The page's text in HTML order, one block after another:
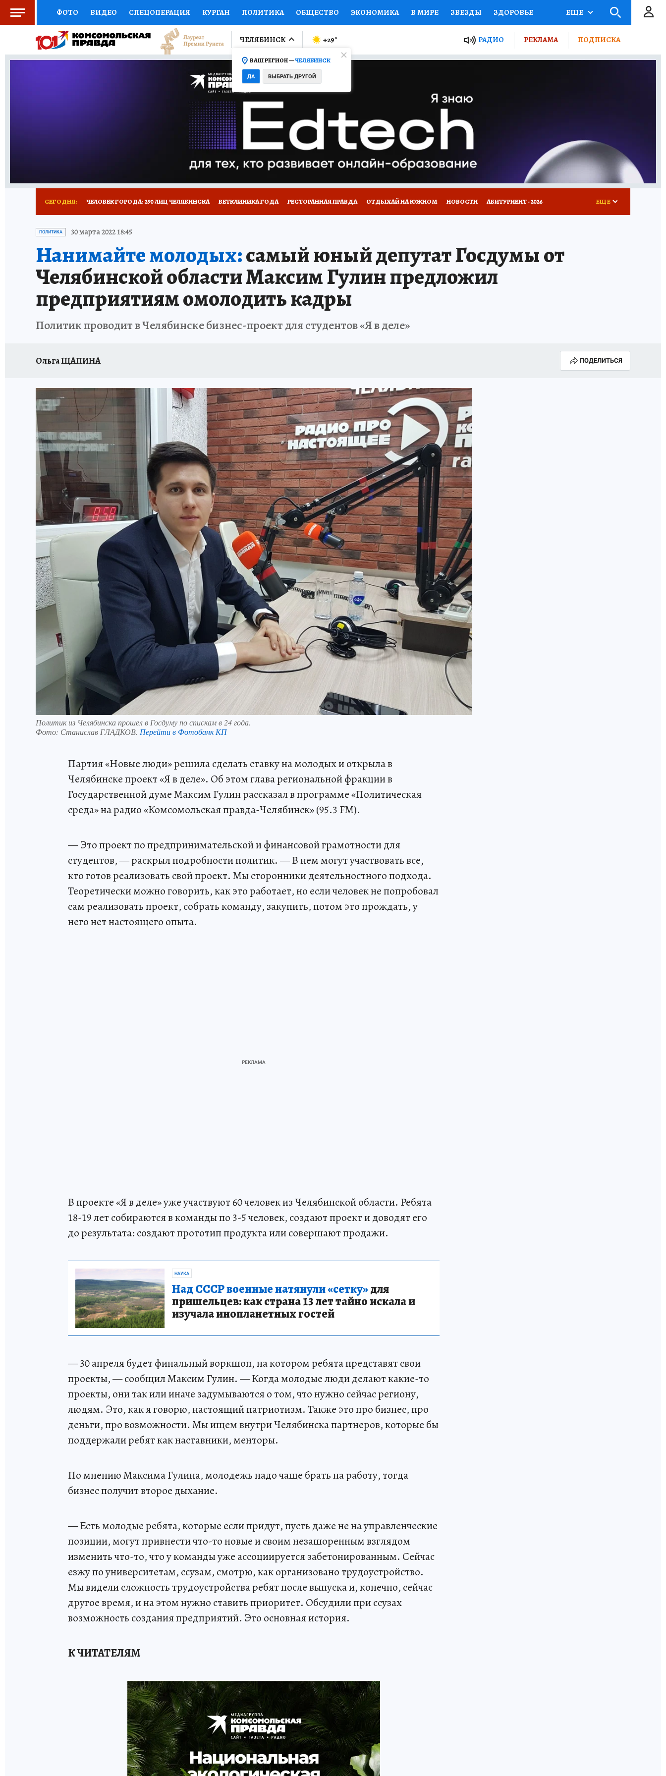
ФОТО ВИДЕО СПЕЦОПЕРАЦИЯ КУРГАН ПОЛИТИКА ОБЩЕСТВО ЭКОНОМИКА В МИРЕ ЗВЕЗДЫ ЗДОРОВЬЕ
СОЦПОДДЕРЖКА НАУКА СПОРТ КОЛУМНИСТЫ ПРОИСШЕСТВИЯ НАЦИОНАЛЬНЫЕ ПРОЕКТЫ РОССИИ
ВЫБОР ЭКСПЕРТОВ ДОКТОР ФИНАНСЫ ОТКРЫВАЕМ МИР Я ЗНАЮ СЕМЬЯ ЖЕНСКИЕ СЕКРЕТЫ ПУТЕВОДИТЕЛЬ
ПРОГНОЗЫ НА СПОРТ ПРОМОКОДЫ СЕРИАЛЫ
ТЕЛЕВИЗОР КОЛЛЕКЦИИ КОНКУРСЫ ГИД ПОТРЕБИТЕЛЯ
НОВОЕ НА САЙТЕ
ЕЩЕ
ЧЕЛЯБИНСК
ВАШ РЕГИОН —ЧЕЛЯБИНСК
ДА ВЫБРАТЬ ДРУГОЙ
+29° РАДИО РЕКЛАМА ПОДПИСКА
СЕГОДНЯ: ЧЕЛОВЕК ГОРОДА: 290 ЛИЦ ЧЕЛЯБИНСКА ВЕТКЛИНИКА ГОДА РЕСТОРАННАЯ ПРАВДА ОТДЫХАЙ НА ЮЖНОМ НОВОСТИ АБИТУРИЕНТ - 2026
КАРЬЕРА В КАРЬЕРЕ
ВОЕНКОРЫ КП АВИА УКРАИНА: СВОДКА ДНЕВНИК ПЕРВЫХ ТАКАЯ НАУКА КП В МАХ ГЕРОИ ЮЖНОГО УРАЛА ЗАДАЙ ВОПРОС ГАИ
БУДНИ ТАНКОГРАДА НАВИГАТОР ГАИ ОТДЫХ В РОССИИ ЗАПОВЕДНАЯ РОССИЯ ЮБИЛЕЙ «КОМСОМОЛКИ» ЧЕЛОВЕК ГОРОДА-2024
ФЕСТИВАЛЬНАЯ АЗБУКА КУЛИНАРНЫЕ РАССКАЗЫ БЕЛКИНА ДЕКАДЫ И ГЕРОИ ПРОИСШЕСТВИЯ
НАШИ В ДЕЛЕ ОБЯЗАТЕЛЬНАЯ ВАКЦИНАЦИЯ
ИСПЫТАНО НА СЕБЕ
ЕЩЕ
ПОЛИТИКА 30 марта 2022 18:45
Нанимайте молодых:самый юный депутат Госдумы от
Челябинской области Максим Гулин предложил
предприятиям омолодить кадры
Политик проводит в Челябинске бизнес-проект для студентов «Я в деле»
Ольга ЩАПИНА ПОДЕЛИТЬСЯ
Политик из Челябинска прошел в Госдуму по спискам в 24 года.
Фото: Станислав ГЛАДКОВ. Перейти в Фотобанк КП
Партия «Новые люди» решила сделать ставку на молодых и открыла в
Челябинске проект «Я в деле». Об этом глава региональной фракции в
Государственной думе Максим Гулин рассказал в программе «Политическая
среда» на радио «Комсомольская правда-Челябинск» (95.3 FM).
— Это проект по предпринимательской и финансовой грамотности для
студентов, — раскрыл подробности политик. — В нем могут участвовать все,
кто готов реализовать свой проект. Мы сторонники деятельностного подхода.
Теоретически можно говорить, как это работает, но если человек не попробовал
сам реализовать проект, собрать команду, закупить, потом это прождать, у
него нет настоящего опыта.
В проекте «Я в деле» уже участвуют 60 человек из Челябинской области. Ребята
18-19 лет собираются в команды по 3-5 человек, создают проект и доводят его
до результата: создают прототип продукта или совершают продажи.
НАУКА
Над СССР военные натянули «сетку»для
пришельцев: как страна 13 лет тайно искала и
изучала инопланетных гостей
— 30 апреля будет финальный воркшоп, на котором ребята представят свои
проекты, — сообщил Максим Гулин. — Когда молодые люди делают какие-то
проекты, они так или иначе задумываются о том, что нужно сейчас региону,
людям. Это, как я говорю, настоящий патриотизм. Также это про бизнес, про
деньги, про возможности. Мы ищем внутри Челябинска партнеров, которые бы
поддержали ребят как наставники, менторы.
По мнению Максима Гулина, молодежь надо чаще брать на работу, тогда
бизнес получит второе дыхание.
— Есть молодые ребята, которые если придут, пусть даже не на управленческие
позиции, могут привнести что-то новые и своим незашоренным взглядом
изменить что-то, что у команды уже ассоциируется забетонированным. Сейчас
езжу по университетам, ссузам, смотрю, как организовано трудоустройство.
Мы видели сложность трудоустройства ребят после выпуска и, конечно, сейчас
другое время, и на этом нужно ставить приоритет. Обсудили при ссузах
возможность создания предприятий. Это основная история.
К ЧИТАТЕЛЯМ